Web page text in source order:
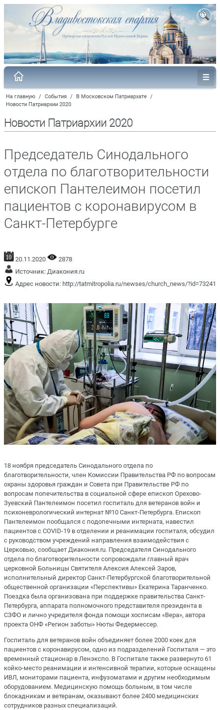
На главную / События / В Московском Патриархате /
Новости Патриархии 2020
Новости Патриархии 2020
Председатель Синодального
отдела по благотворительности
епископ Пантелеимон посетил
пациентов с коронавирусом в
Санкт-Петербурге
20.11.2020
2878
Источник: Диакония.ru
Адрес новости: http://tatmitropolia.ru/newses/church_news/?id=73241
18 ноября председатель Синодального отдела по
благотворительности, член Комиссии Правительства РФ по вопросам
охраны здоровья граждан и Совета при Правительстве РФ по
вопросам попечительства в социальной сфере епископ Орехово-
Зуевский Пантелеимон посетил госпиталь для ветеранов войн и
психоневрологический интернат №10 Санкт-Петербурга. Епископ
Пантелеимон пообщался с подопечными интерната, навестил
пациентов с COVID-19 в отделении и реанимации госпиталя, обсудил
с руководством учреждений направления взаимодействия с
Церковью, сообщает Диакония.ru. Председателя Синодального
отдела по благотворительности сопровождали главный врач
церковной Больницы Святителя Алексия Алексей Заров,
исполнительный директор Санкт-Петербургской благотворительной
общественной организации «Перспективы» Екатерина Таранченко.
Поездка была организована при поддержке правительства Санкт-
Петербурга, аппарата полномочного представителя президента в
СЗФО и лично учредителя фонда помощи хосписам «Вера», автора
проекта ОНФ «Регион заботы» Нюты Федермессер.
Госпиталь для ветеранов войн объединяет более 2000 коек для
пациентов с коронавирусом, одно из подразделений Госпиталя — это
временный стационар в Ленэкспо. В Госпитале также развернуто 61
койко-место реанимации и интенсивной терапии, которые оснащены
ИВЛ, мониторами пациента, инфузоматами и другим необходимым
оборудованием. Медицинскую помощь больным, в том числе
блокадникам и ветеранам, оказывают более 2400 медицинских
сотрудников разных специализаций.